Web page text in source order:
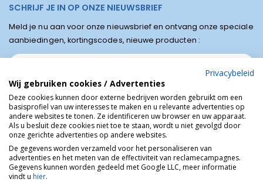
SCHRIJF JE IN OP ONZE NIEUWSBRIEF
Meld je nu aan voor onze nieuwsbrief en ontvang onze speciale
aanbiedingen, kortingscodes, nieuwe producten :
Winkel van Lourdes © Religieuze online winkel van het bedevaartsoord
Lourdes in Frankrijk.
Privacybeleid
Wij gebruiken cookies / Advertenties
Deze cookies kunnen door externe bedrijven worden gebruikt om een
basisprofiel van uw interesses te maken en u relevante advertenties op
andere websites te tonen. Ze identificeren uw browser en uw apparaat.
Als u besluit deze cookies niet toe te staan, wordt u niet gevolgd door
onze gerichte advertenties op andere websites.
De gegevens worden verzameld voor het personaliseren van
advertenties en het meten van de effectiviteit van reclamecampagnes.
Gegevens kunnen worden gedeeld met Google LLC, meer informatie
vindt u hier.